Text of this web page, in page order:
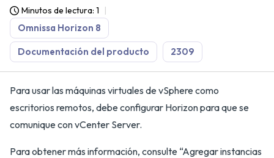
Minutos de lectura: 1
Omnissa Horizon 8
Documentación del producto 2309
Para usar las máquinas virtuales de vSphere como
escritorios remotos, debe configurar Horizon para que se
comunique con vCenter Server.
Para obtener más información, consulte “Agregar instancias